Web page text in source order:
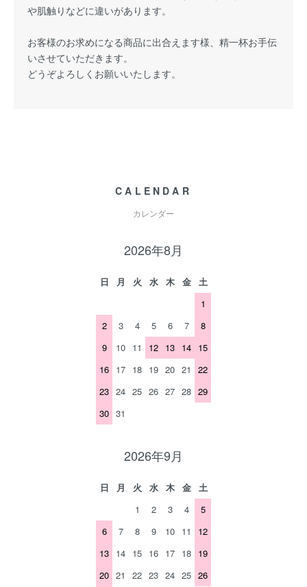
や肌触りなどに違いがあります。
お客様のお求めになる商品に出合えます様、精一杯お手伝
いさせていただきます。
どうぞよろしくお願いいたします。
CALENDAR
カレンダー
2026年8月
日 月 火 水 木 金
土
1
2
3 4 5 6 7
8
9
10 11 12 13 14 15
16 17 18 19 20 21
22
23 24 25 26 27 28 29
30 31
2026年9月
日 月 火 水 木 金
土
1
2 3 4
5
6
7 8 9 10 11
12
13 14 15 16 17 18 19
20 21 22 23 24 25 26